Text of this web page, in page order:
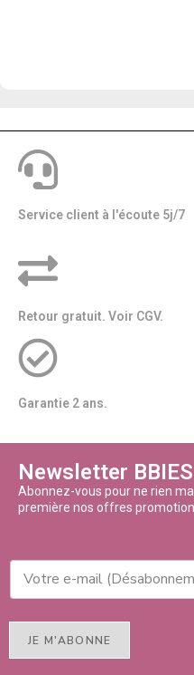
Service client à l'écoute 5j/7
Retour gratuit. Voir CGV.
Garantie 2 ans.
Newsletter BBIES
Abonnez-vous pour ne rien
première nos offres
JE M'ABONNE